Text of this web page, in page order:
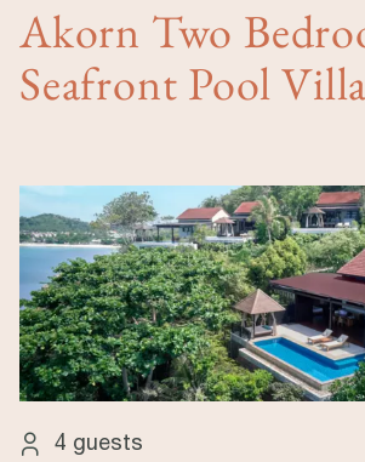
Akorn Two
Seafront Pool Villa
4 guests